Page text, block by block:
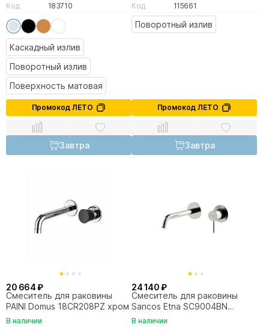
Код
183710
Каскадный излив
Поворотный излив
Поверхность матовая
Промокод ЛЕТО
Завтра
Код
115661
Поворотный излив
Промокод ЛЕТО
Завтра
20 664 ₽
Смеситель для раковины
PAINI Domus 18CR208PZ хром
В наличии
24 140 ₽
Смеситель для раковины
Sancos Etna SC9004BN
брашированный никель
В наличии